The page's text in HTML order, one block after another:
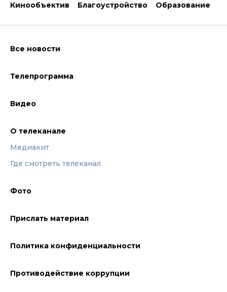
Кинообъектив
Благоустройство Образование
Все новости
Телепрограмма
Видео
О телеканале
Медиакит
Где смотреть телеканал
Фото
Прислать материал
Политика конфиденциальности
Противодействие коррупции